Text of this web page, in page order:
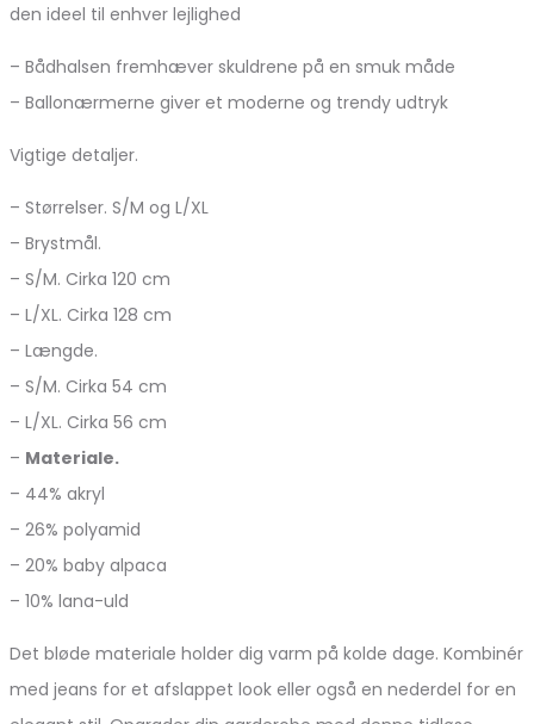
den ideel til enhver lejlighed
– Bådhalsen fremhæver skuldrene på en smuk måde
– Ballonærmerne giver et moderne og trendy udtryk
Vigtige detaljer.
– Størrelser. S/M og L/XL
– Brystmål.
– S/M. Cirka 120 cm
– L/XL. Cirka 128 cm
– Længde.
– S/M. Cirka 54 cm
– L/XL. Cirka 56 cm
– Materiale.
– 44% akryl
– 26% polyamid
– 20% baby alpaca
– 10% lana-uld
Det bløde materiale holder dig varm på kolde dage. Kombinér
med jeans for et afslappet look eller også en nederdel for en